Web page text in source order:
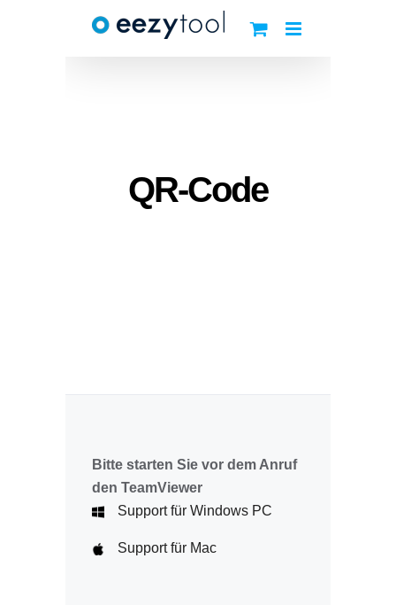
Inhalt
QR-Code
Bitte starten Sie vor dem Anruf
den TeamViewer
Support für Windows PC
Support für Mac